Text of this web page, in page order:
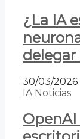
¿La IA
30/03/2026
IA Noticias
OpenAI